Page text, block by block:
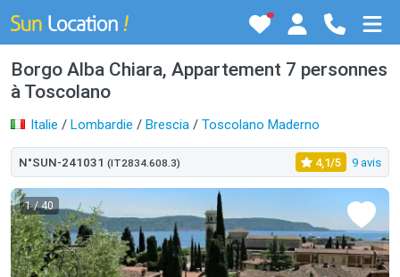
Borgo Alba Chiara, Appartement 7 personnes
à Toscolano
Italie / Lombardie / Brescia / Toscolano Maderno
N°SUN-241031 (IT2834.608.3) 4,1/5 9 avis
1/ 40